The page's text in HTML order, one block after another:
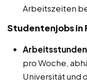
Arbeitszeiten
Studentenjobs in
Arbeitsstunden
pro Woche,
Universität und